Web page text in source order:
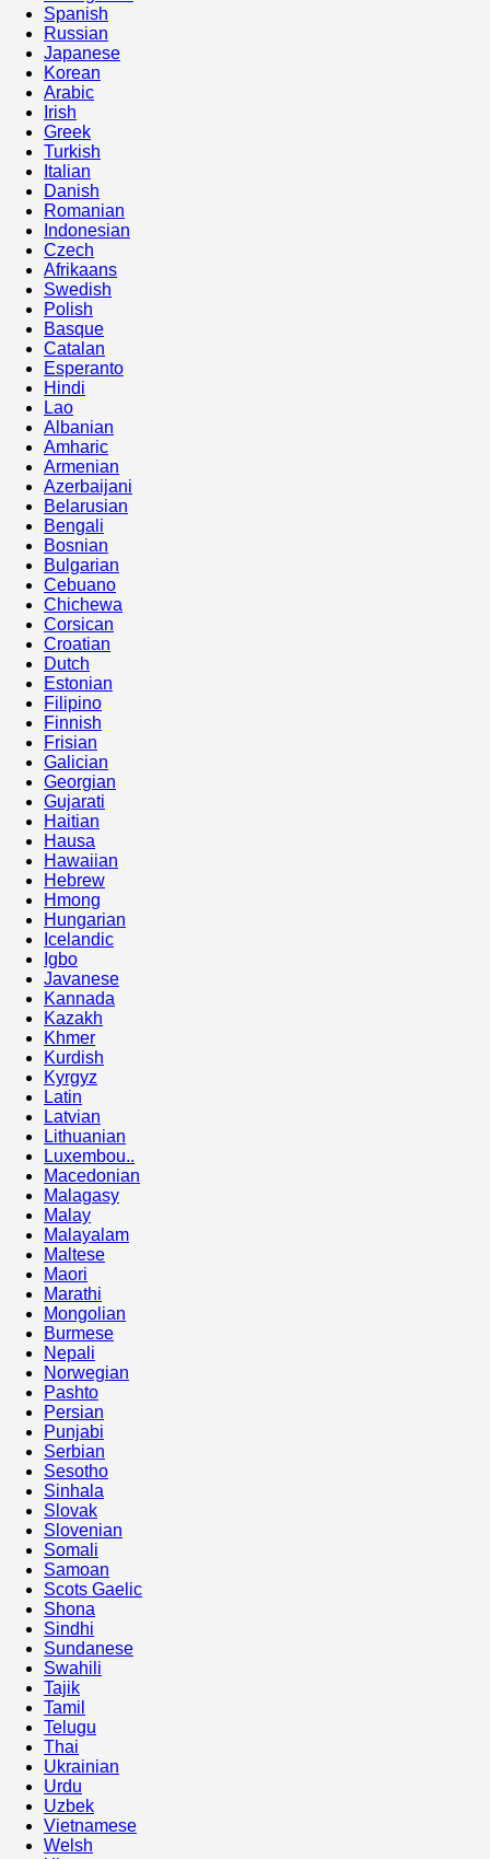
Spanish
Russian
Japanese
Korean
Arabic
Irish
Greek
Turkish
Italian
Danish
Romanian
Indonesian
Czech
Afrikaans
Swedish
Polish
Basque
Catalan
Esperanto
Hindi
Lao
Albanian
Amharic
Armenian
Azerbaijani
Belarusian
Bengali
Bosnian
Bulgarian
Cebuano
Chichewa
Corsican
Croatian
Dutch
Estonian
Filipino
Finnish
Frisian
Galician
Georgian
Gujarati
Haitian
Hausa
Hawaiian
Hebrew
Hmong
Hungarian
Icelandic
Igbo
Javanese
Kannada
Kazakh
Khmer
Kurdish
Kyrgyz
Latin
Latvian
Lithuanian
Luxembou..
Macedonian
Malagasy
Malay
Malayalam
Maltese
Maori
Marathi
Mongolian
Burmese
Nepali
Norwegian
Pashto
Persian
Punjabi
Serbian
Sesotho
Sinhala
Slovak
Slovenian
Somali
Samoan
Scots Gaelic
Shona
Sindhi
Sundanese
Swahili
Tajik
Tamil
Telugu
Thai
Ukrainian
Urdu
Uzbek
Vietnamese
Welsh